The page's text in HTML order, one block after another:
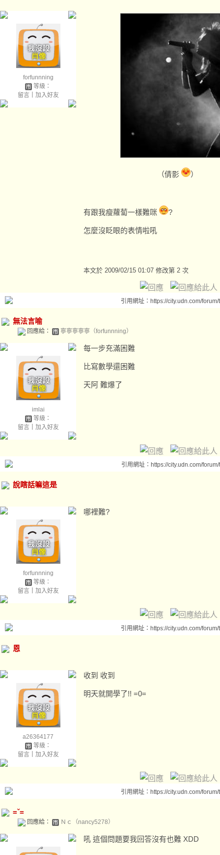
forfunnning
等級：
留言｜ 加入好友
（倩影 ）
有跟我瘦蘿蔔一樣難咪 ?
怎麼沒眨眼的表情啦吼
本文於 2009/02/15 01:07 修改第 2 次
引用網址：https://city.udn.com/
無法言喻
回應給： 寧寧寧寧寧（forfunnning）
imlai
等級：
留言｜ 加入好友
每一步充滿困難
比寫數學還困難
天阿 難爆了
引用網址：https://city.udn.com/
說瞎話嘛這是
forfunnning
等級：
留言｜ 加入好友
哪裡難?
引用網址：https://city.udn.com/
恩
a26364177
等級：
留言｜ 加入好友
收到 收到
明天就開學了!! =0=
引用網址：https://city.udn.com/
=ˇ=
回應給： Ｎｃ（nancy5278）
吼 這個問題要我回答沒有也難 XDD